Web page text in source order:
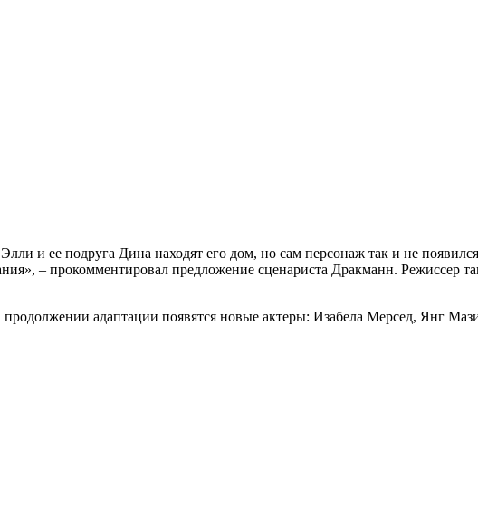
и ее подруга Дина находят его дом, но сам персонаж так и не
– прокомментировал предложение сценариста Дракманн. Режиссер
адаптации появятся новые актеры: Изабела Мерсед, Янг